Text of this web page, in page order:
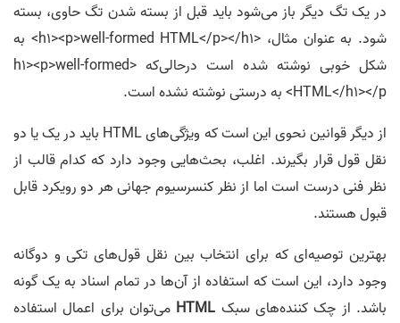
در یک تگ دیگر باز می‌شود باید قبل از بسته شدن تگ حاوی، بسته
شود. به عنوان مثال، <h1><p>well-formed HTML</p></h1> به
شکل خوبی نوشته شده است درحالی‌که <h1><p>well-formed
HTML</h1></p> به درستی نوشته نشده است.
از دیگر قوانین نحوی این است که ویژگی‌های HTML باید در یک یا دو
نقل ‌قول قرار بگیرند. اغلب، بحث‌هایی وجود دارد که کدام قالب از
نظر فنی درست است اما از نظر کنسرسیوم جهانی هر دو رویکرد قابل
قبول هستند.
بهترین توصیه‌ای که برای انتخاب بین نقل قول‌های تکی و دوگانه
وجود دارد، این است که استفاده از آن‌ها در تمام اسناد به یک گونه
باشد. از چک‌ کننده‌های سبک HTML می‌توان برای اعمال استفاده